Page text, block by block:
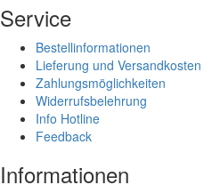
Service
Bestellinformationen
Lieferung und Versandkosten
Zahlungsmöglichkeiten
Widerrufsbelehrung
Info Hotline
Feedback
Informationen